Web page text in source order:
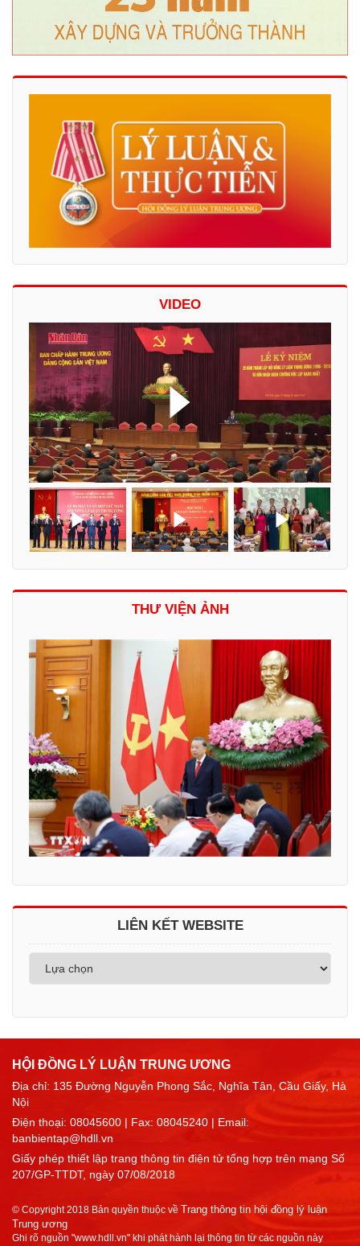
VIDEO
THƯ VIỆN ẢNH
LIÊN KẾT WEBSITE
HỘI ĐỒNG LÝ LUẬN TRUNG ƯƠNG
Địa chỉ: 135 Đường Nguyễn Phong Sắc, Nghĩa Tân, Cầu Giấy, Hà
Nội
Điện thoại: 08045600 | Fax: 08045240 | Email:
banbientap@hdll.vn
Giấy phép thiết lập trang thông tin điện tử tổng hợp trên mạng Số
207/GP-TTDT, ngày 07/08/2018
© Copyright 2018 Bản quyền thuộc về Trang thông tin hội đồng lý luận
Trung ương
Ghi rõ nguồn "www.hdll.vn" khi phát hành lại thông tin từ các nguồn này